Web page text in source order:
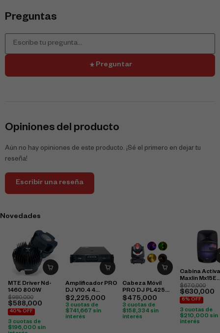
Preguntas
Preguntar
Opiniones del producto
Aún no hay opiniones de este producto. ¡Sé el primero en dejar tu
reseña!
Escribir una reseña
Novedades
MTE Driver Nd-
1460 800W
$980,000
$588,000
40% OFF
3 cuotas de
$196,000 sin
Amplificador PRO
DJ V10.4 4
Canales 1500 W a
4 Ω / 3000 W
Bridge
$2,225,000
3 cuotas de
$741,667 sin
interés
Cabeza Móvil
PRO DJ PL425
Laser
$475,000
3 cuotas de
$158,334 sin
interés
Cabina Activa
Maxlin Mx15E
960W
$670,000
$630,000
6% OFF
3 cuotas de
$210,000 sin
interés